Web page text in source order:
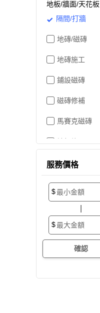
地板/牆面/天花板
隔間/打牆
地磚/磁磚
地磚施工
鋪設磁磚
磁磚修補
馬賽克磁磚
地板維修
地板拋光打蠟
地板防滑施工
塑膠地板工程
實木地板
服務價格
$
$